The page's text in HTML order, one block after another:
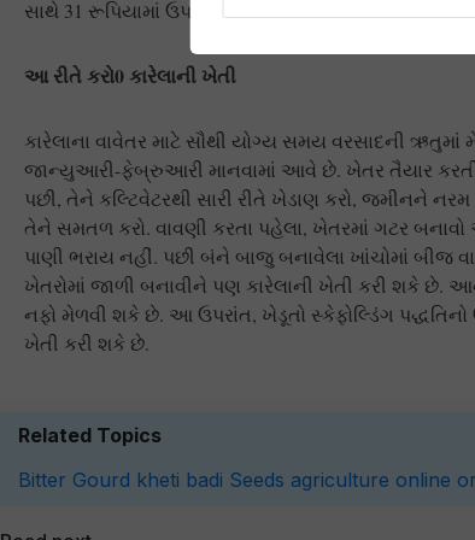
સાથે 31 રૂપિયામાં ઉપલબ્ધ છે. આ ખરીદીને તમે સરળતાથી
આ રીતે કરો0 કારેલાની ખેતી
કારેલાના વાવેતર માટે સૌથી યોગ્ય સમય વરસાદની
જાન્યુઆરી-ફેબ્રુઆરી માનવામાં આવે છે. ખેતર તૈયાર
પછી, તેને કલ્ટિવેટરથી સારી રીતે ખેડાણ કરો, જમીનને
તેને સમતળ કરો. વાવણી કરતા પહેલા, ખેતરમાં ગટર
પાણી ભરાય નહીં. પછી બંને બાજુ બનાવેલા ખાંચોમાં બીજ
ખેતરોમાં જાળી બનાવીને પણ કારેલાની ખેતી કરી શકે છે.
નફો મેળવી શકે છે. આ ઉપરાંત, ખેડૂતો સ્કેફોલ્ડિંગ
ખેતી કરી શકે છે.
Related Topics
Bitter Gourd kheti badi Seeds agriculture online